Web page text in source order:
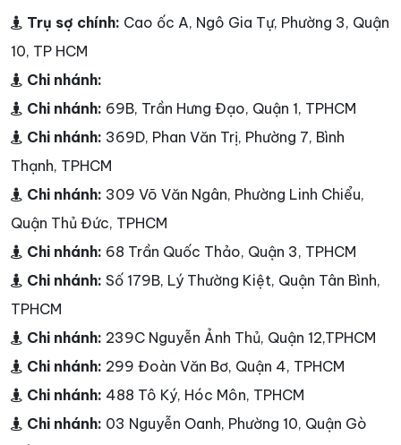
Trụ sợ chính: Cao ốc A, Ngô Gia Tự, Phường 3, Quận
10, TP HCM
Chi nhánh:
Chi nhánh: 69B, Trần Hưng Đạo, Quận 1, TPHCM
Chi nhánh: 369D, Phan Văn Trị, Phường 7, Bình
Thạnh, TPHCM
Chi nhánh: 309 Võ Văn Ngân, Phường Linh Chiểu,
Quận Thủ Đức, TPHCM
Chi nhánh: 68 Trần Quốc Thảo, Quận 3, TPHCM
Chi nhánh: Số 179B, Lý Thường Kiệt, Quận Tân Bình,
TPHCM
Chi nhánh: 239C Nguyễn Ảnh Thủ, Quận 12,TPHCM
Chi nhánh: 299 Đoàn Văn Bơ, Quận 4, TPHCM
Chi nhánh: 488 Tô Ký, Hóc Môn, TPHCM
Chi nhánh: 03 Nguyễn Oanh, Phường 10, Quận Gò